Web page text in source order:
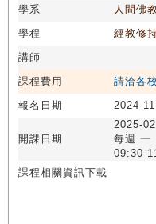
學系
人間佛
學程
經教修
講師
課程費用
請洽各
報名日期
2024-
開課日期
2025-
每週 一
09:30-
課程相關資訊下載